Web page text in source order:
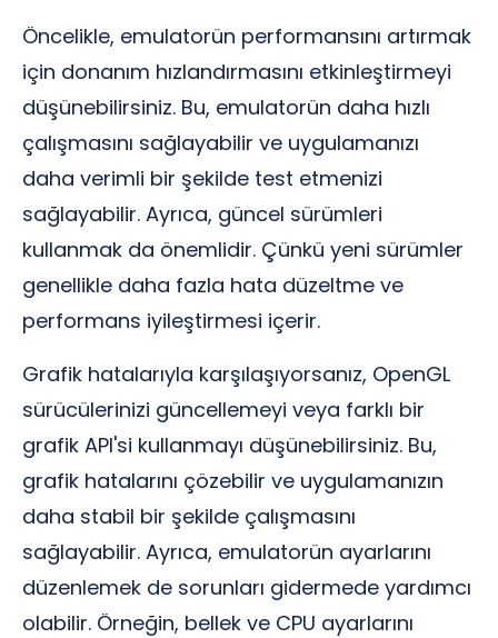
Öncelikle, emulatorün performansını artırmak
için donanım hızlandırmasını etkinleştirmeyi
düşünebilirsiniz. Bu, emulatorün daha hızlı
çalışmasını sağlayabilir ve uygulamanızı
daha verimli bir şekilde test etmenizi
sağlayabilir. Ayrıca, güncel sürümleri
kullanmak da önemlidir. Çünkü yeni sürümler
genellikle daha fazla hata düzeltme ve
performans iyileştirmesi içerir.
Grafik hatalarıyla karşılaşıyorsanız, OpenGL
sürücülerinizi güncellemeyi veya farklı bir
grafik API'si kullanmayı düşünebilirsiniz. Bu,
grafik hatalarını çözebilir ve uygulamanızın
daha stabil bir şekilde çalışmasını
sağlayabilir. Ayrıca, emulatorün ayarlarını
düzenlemek de sorunları gidermede yardımcı
olabilir. Örneğin, bellek ve CPU ayarlarını